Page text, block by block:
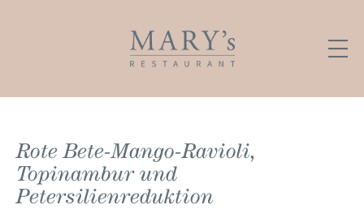
Rote Bete-Mango-Ravioli,
Topinambur und
Petersilienreduktion